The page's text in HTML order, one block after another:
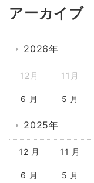
アーカイブ
2026年
12月 11月
6 月 5 月
2025年
12 月 11 月
6 月 5 月